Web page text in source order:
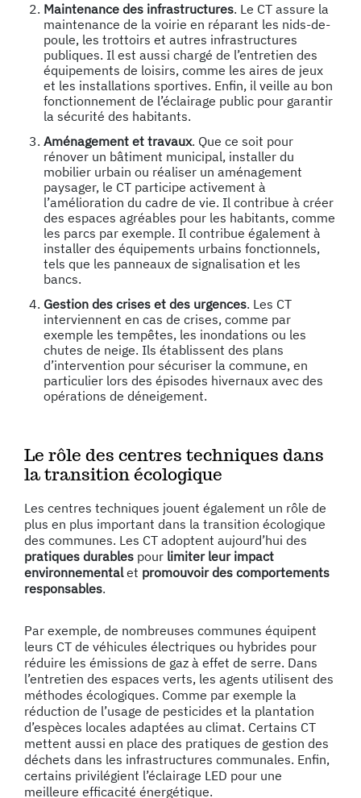
Maintenance des infrastructures. Le CT assure la
maintenance de la voirie en réparant les nids-de-
poule, les trottoirs et autres infrastructures
publiques. Il est aussi chargé de l’entretien des
équipements de loisirs, comme les aires de jeux
et les installations sportives. Enfin, il veille au bon
fonctionnement de l’éclairage public pour garantir
la sécurité des habitants.
Aménagement et travaux. Que ce soit pour
rénover un bâtiment municipal, installer du
mobilier urbain ou réaliser un aménagement
paysager, le CT participe activement à
l’amélioration du cadre de vie. Il contribue à créer
des espaces agréables pour les habitants, comme
les parcs par exemple. Il contribue également à
installer des équipements urbains fonctionnels,
tels que les panneaux de signalisation et les
bancs.
Gestion des crises et des urgences. Les CT
interviennent en cas de crises, comme par
exemple les tempêtes, les inondations ou les
chutes de neige. Ils établissent des plans
d’intervention pour sécuriser la commune, en
particulier lors des épisodes hivernaux avec des
opérations de déneigement.
Le rôle des centres techniques dans
la transition écologique
Les centres techniques jouent également un rôle de
plus en plus important dans la transition écologique
des communes. Les CT adoptent aujourd’hui des
pratiques durables pour limiter leur impact
environnementalet promouvoir des comportements
responsables.
Par exemple, de nombreuses communes équipent
leurs CT de véhicules électriques ou hybrides pour
réduire les émissions de gaz à effet de serre. Dans
l’entretien des espaces verts, les agents utilisent des
méthodes écologiques. Comme par exemple la
réduction de l’usage de pesticides et la plantation
d’espèces locales adaptées au climat. Certains CT
mettent aussi en place des pratiques de gestion des
déchets dans les infrastructures communales. Enfin,
certains privilégient l’éclairage LED pour une
meilleure efficacité énergétique.